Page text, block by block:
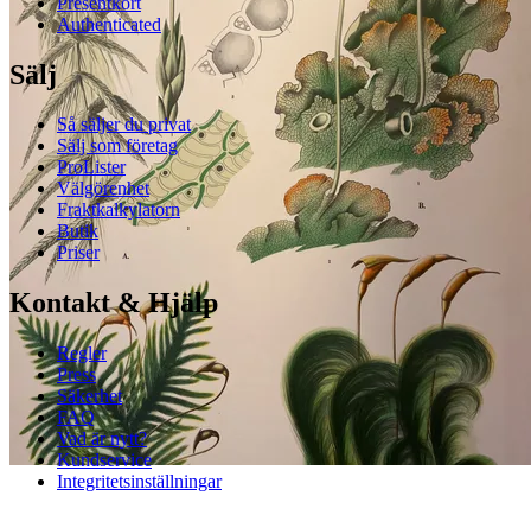
Authenticated
Sälj
Så säljer du privat
Sälj som företag
ProLister
Välgörenhet
Fraktkalkylatorn
Butik
Priser
Kontakt & Hjälp
Regler
Press
Säkerhet
FAQ
Vad är nytt?
Kundservice
Integritetsinställningar